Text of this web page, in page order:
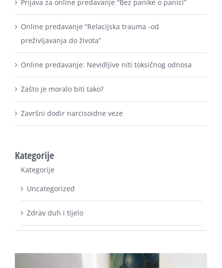
Online predavanje “Relacijska trauma -od
preživljavanja do života”
Online predavanje: Nevidljive niti toksičnog odnosa
Zašto je moralo biti tako?
Završni dodir narcisoidne veze
Kategorije
Uncategorized
Zdrav duh i tijelo